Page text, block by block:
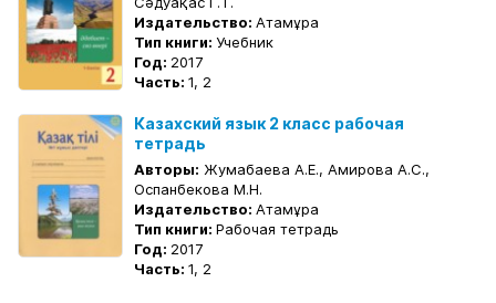
Издательство: Атамұра
Тип книги: Учебник
Год: 2017
Часть: 1, 2
Казахский язык 2 класс рабочая
тетрадь
Авторы: Жумабаева А.Е., Амирова А.С.,
Оспанбекова М.Н.
Издательство: Атамұра
Тип книги: Рабочая тетрадь
Год: 2017
Часть: 1, 2